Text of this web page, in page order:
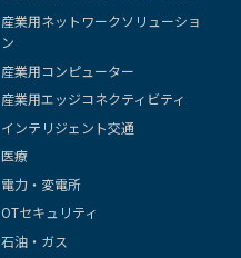
産業用ネットワークソリューショ
ン
産業用コンピューター
産業用エッジコネクティビティ
インテリジェント交通
医療
電力・変電所
OTセキュリティ
石油・ガス